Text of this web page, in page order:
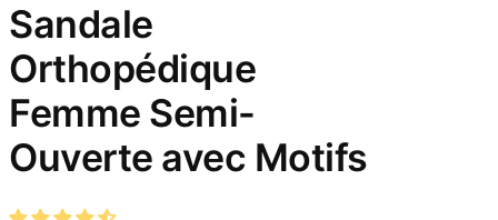
Sandale
Orthopédique
Femme Semi-
Ouverte avec Motifs